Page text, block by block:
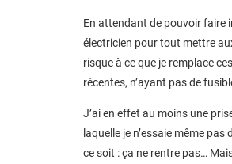
En attendant de pouvoir faire
électricien pour tout mettre
risque à ce que je remplace
récentes, n’ayant pas de
J’ai en effet au moins une
laquelle je n’essaie même
ce soit : ça ne rentre pas…